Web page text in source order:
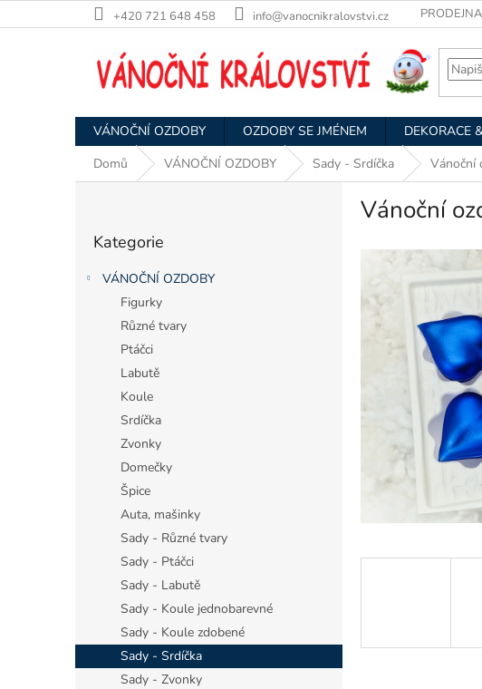
na
+420 721 648 458 info@vanocnikralovstvi.cz PRODEJNA
VÁNOČNÍ OZDOBY OZDOBY SE JMÉNEM DEKORACE
Domů
VÁNOČNÍ OZDOBY Sady - Srdíčka Vánoční
kategorie
Kategorie
VÁNOČNÍ OZDOBY
Figurky
Různé tvary
Ptáčci
Labutě
Koule
Srdíčka
Zvonky
Domečky
Špice
Auta, mašinky
Sady - Různé tvary
Sady - Ptáčci
Sady - Labutě
Sady - Koule jednobarevné
Sady - Koule zdobené
Sady - Srdíčka
Sady - Zvonky
Vánoční